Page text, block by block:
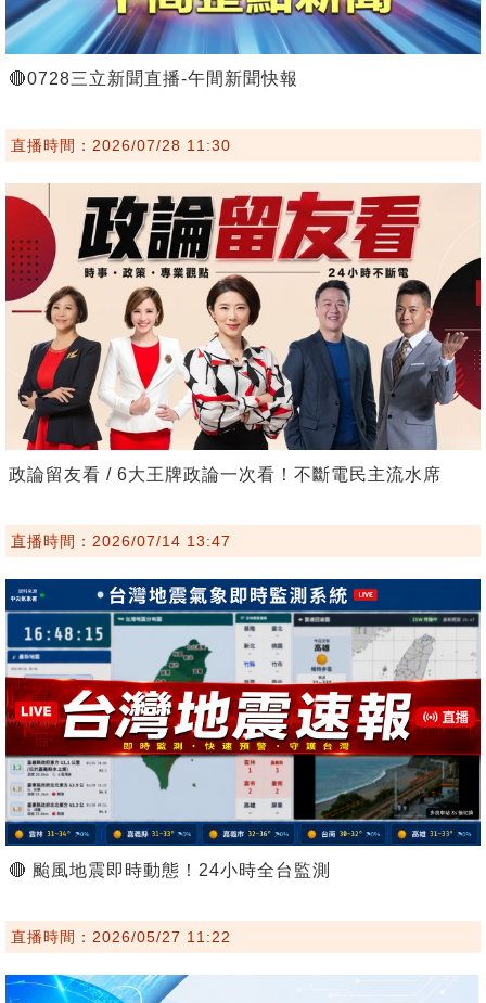
🔴0728三立新聞直播-午間新聞快報
直播時間：2026/07/28 11:30
政論留友看 / 6大王牌政論一次看！不斷電民主流水席
直播時間：2026/07/14 13:47
🔴 颱風地震即時動態！24小時全台監測
直播時間：2026/05/27 11:22